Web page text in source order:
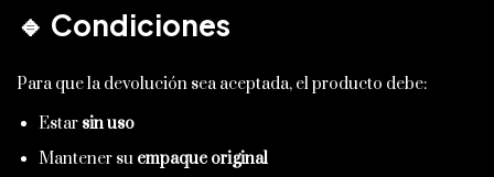
🔹 Condiciones
Para que la devolución sea aceptada, el producto debe:
Estar sin uso
Mantener su empaque original